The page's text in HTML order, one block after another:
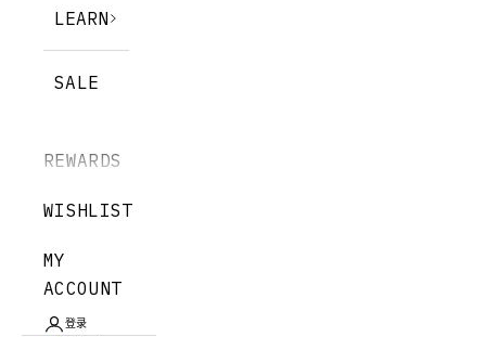
LEARN
SALE
REWARDS
WISHLIST
MY
ACCOUNT
登录